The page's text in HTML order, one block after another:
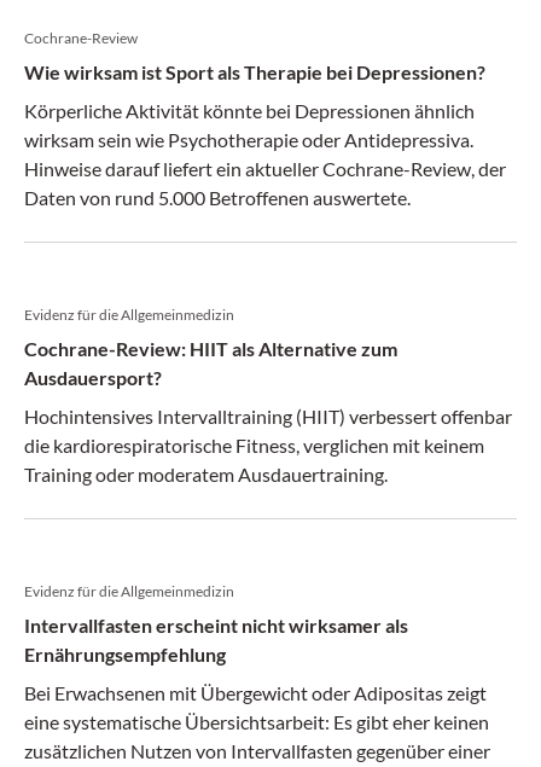
Cochrane-Review
Wie wirksam ist Sport als Therapie bei Depressionen?
Körperliche Aktivität könnte bei Depressionen ähnlich
wirksam sein wie Psychotherapie oder Antidepressiva.
Hinweise darauf liefert ein aktueller Cochrane-Review, der
Daten von rund 5.000 Betroffenen auswertete.
Evidenz für die Allgemeinmedizin
Cochrane-Review: HIIT als Alternative zum
Ausdauersport?
Hochintensives Intervalltraining (HIIT) verbessert offenbar
die kardiorespiratorische Fitness, verglichen mit keinem
Training oder moderatem Ausdauertraining.
Evidenz für die Allgemeinmedizin
Intervallfasten erscheint nicht wirksamer als
Ernährungsempfehlung
Bei Erwachsenen mit Übergewicht oder Adipositas zeigt
eine systematische Übersichtsarbeit: Es gibt eher keinen
zusätzlichen Nutzen von Intervallfasten gegenüber einer